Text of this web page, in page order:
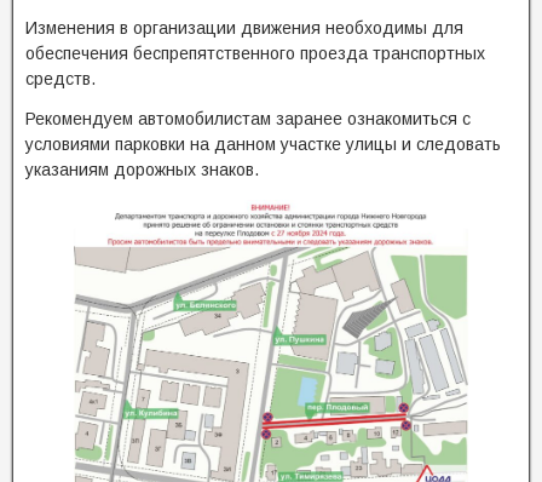
Изменения в организации движения необходимы для
обеспечения беспрепятственного проезда транспортных
средств.
Рекомендуем автомобилистам заранее ознакомиться с
условиями парковки на данном участке улицы и следовать
указаниям дорожных знаков.